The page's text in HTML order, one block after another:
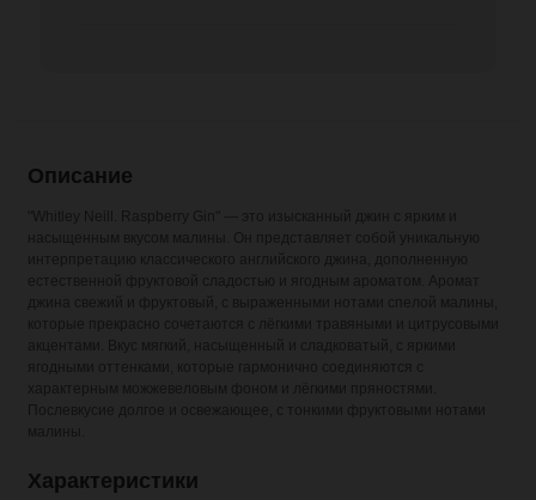
Описание
Характеристики